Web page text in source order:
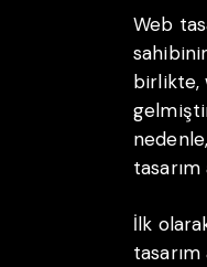
Web
birlikte,
İlk